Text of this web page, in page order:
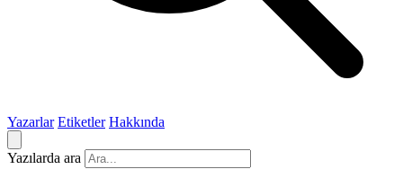
Yazarlar Etiketler Hakkında
Yazılarda ara